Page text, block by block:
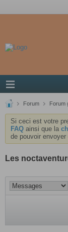
Forum Forum
Si ceci est votre
FAQ ainsi que la
de pouvoir
Les